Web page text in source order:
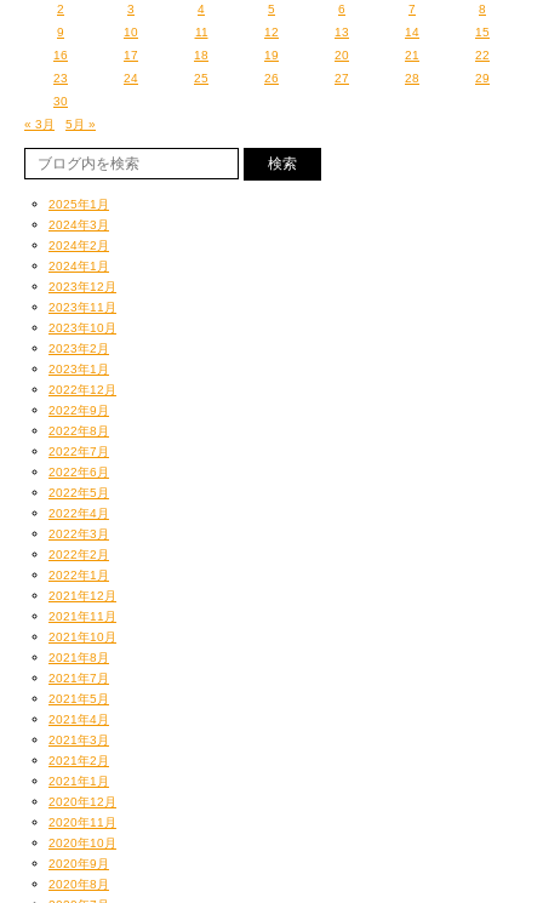
美味いんだからしょうがない！
静岡名物に乾杯！
DJ JIN連載中のカルチャー誌
土屋アンナさん彩る素敵な表紙の今号では
〈日本語ラップ〉をテーマに選盤 in my 連載。
こっちだって素敵な表紙なはず。
2
3 4 5 6 7
8
9
10 11 12 13 14
15
16
17 18 19 20 21
22
23
24 25 26 27 28
29
30
« 3月
5月 »
2025年1月
2024年3月
2024年2月
2024年1月
2023年12月
2023年11月
2023年10月
2023年2月
2023年1月
2022年12月
2022年9月
2022年8月
2022年7月
2022年6月
2022年5月
2022年4月
2022年3月
2022年2月
2022年1月
2021年12月
2021年11月
2021年10月
2021年8月
2021年7月
2021年5月
2021年4月
2021年3月
2021年2月
2021年1月
2020年12月
2020年11月
2020年10月
2020年9月
2020年8月